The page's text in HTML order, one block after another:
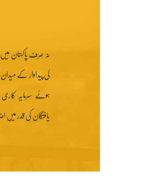
نہ صرف پاکستان میں
کی پیداوار کے
ہوئے سرمایہ
یافتگان کی قدر میں